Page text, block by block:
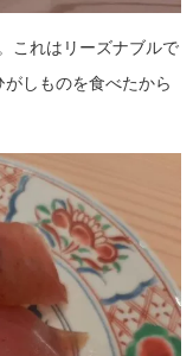
これはリーズナブルで
しものを食べたから